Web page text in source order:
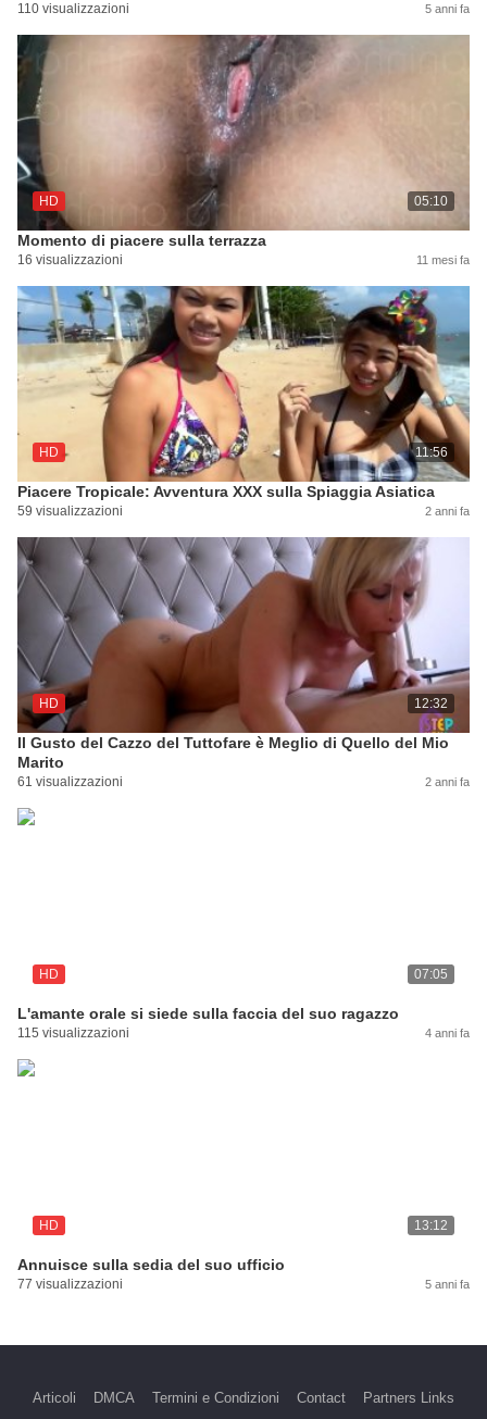
110 visualizzazioni 5 anni fa
HD 05:10
Momento di piacere sulla terrazza
16 visualizzazioni 11 mesi fa
HD 11:56
Piacere Tropicale: Avventura XXX sulla Spiaggia Asiatica
59 visualizzazioni 2 anni fa
HD 12:32
Il Gusto del Cazzo del Tuttofare è Meglio di Quello del Mio
Marito
61 visualizzazioni 2 anni fa
HD 07:05
L'amante orale si siede sulla faccia del suo ragazzo
115 visualizzazioni 4 anni fa
HD 13:12
Annuisce sulla sedia del suo ufficio
77 visualizzazioni 5 anni fa
Articoli DMCA Termini e Condizioni Contact Partners Links